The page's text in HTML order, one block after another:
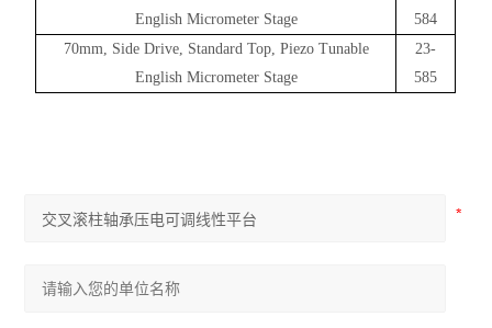
English Micrometer Stage
584
70mm, Side Drive, Standard Top, Piezo Tunable
English Micrometer Stage
23-
585